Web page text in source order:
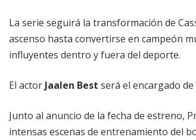
La serie seguirá la transformación de
ascenso hasta convertirse en campeón
influyentes dentro y fuera del deporte.
El actor Jaalen Best será el encargado
Junto al anuncio de la fecha de estreno,
intensas escenas de entrenamiento del